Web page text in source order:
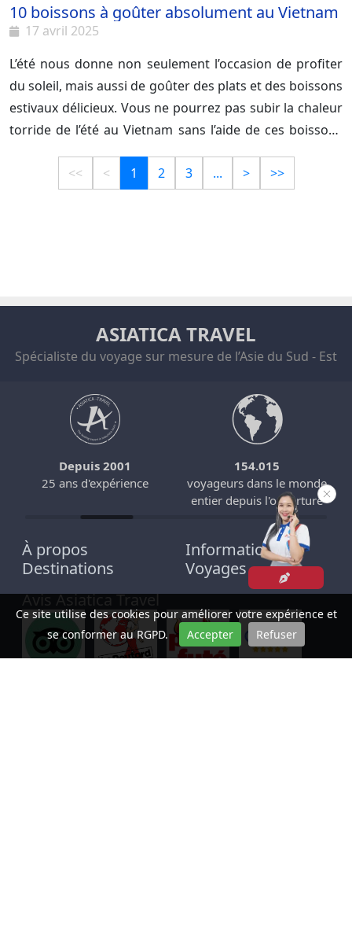
10 boissons à goûter absolument au Vietnam
17 avril 2025
L’été nous donne non seulement l’occasion de profiter
du soleil, mais aussi de goûter des plats et des boissons
estivaux délicieux. Vous ne pourrez pas subir la chaleur
torride de l’été au Vietnam sans l’aide de ces boissons
<<
< 1 2 3 ... > >>
ASIATICA TRAVEL
Spécialiste du voyage sur mesure de l’Asie du Sud - Est
Depuis 2001
25 ans d'expérience
154.015
voyageurs dans le monde
entier depuis l'ouverture
À propos
Informations
Destinations
Voyages
Avis Asiatica Travel
Ce site utilise des cookies pour améliorer votre expérience et
se conformer au RGPD.
Accepter Refuser